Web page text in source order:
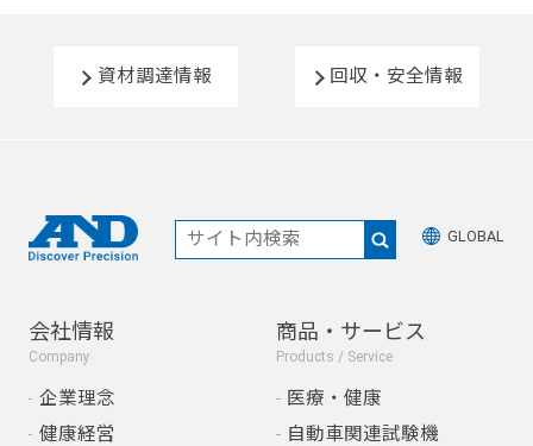
資材調達情報 回収・安全情報
GLOBAL
会社情報
Company
企業理念
健康経営
商品・サービス
Products / Service
医療・健康
自動車関連試験機